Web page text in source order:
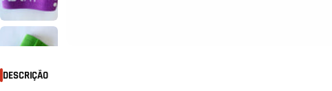
DESCRIÇÃO